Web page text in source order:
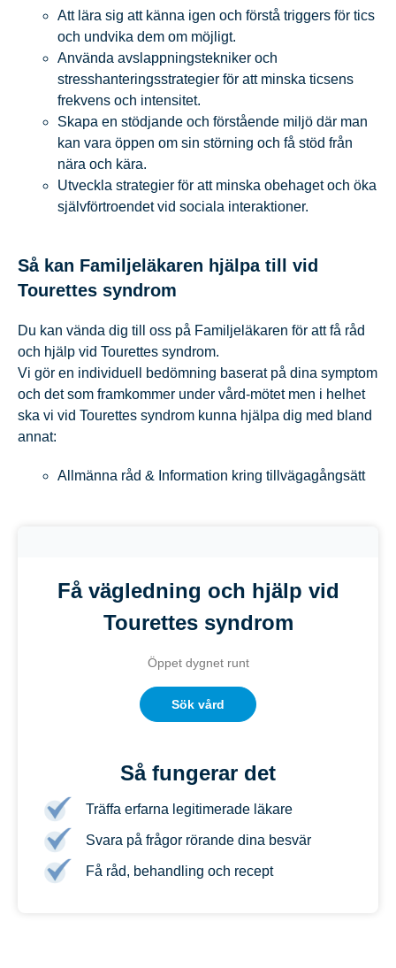
Att lära sig att känna igen och förstå triggers för tics
och undvika dem om möjligt.
Använda avslappningstekniker och
stresshanteringsstrategier för att minska ticsens
frekvens och intensitet.
Skapa en stödjande och förstående miljö där man
kan vara öppen om sin störning och få stöd från
nära och kära.
Utveckla strategier för att minska obehaget och öka
självförtroendet vid sociala interaktioner.
Så kan Familjeläkaren hjälpa till vid
Tourettes syndrom
Du kan vända dig till oss på Familjeläkaren för att få råd
och hjälp vid Tourettes syndrom.
Vi gör en individuell bedömning baserat på dina symptom
och det som framkommer under vård-mötet men i helhet
ska vi vid Tourettes syndrom kunna hjälpa dig med bland
annat:
Allmänna råd & Information kring tillvägagångsätt
Få vägledning och hjälp vid
Tourettes syndrom
Öppet dygnet runt
Sök vård
Så fungerar det
Träffa erfarna legitimerade läkare
Svara på frågor rörande dina besvär
Få råd, behandling och recept